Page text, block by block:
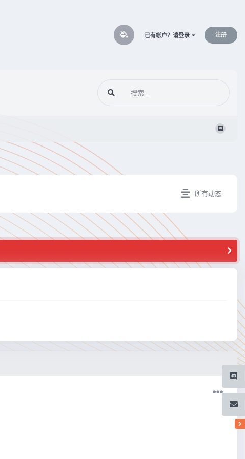
已有帐户？请登录 注册
所有动态